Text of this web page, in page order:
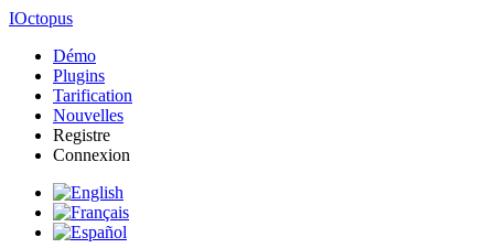
IOctopus
Démo
Plugins
Tarification
Nouvelles
Registre
Connexion